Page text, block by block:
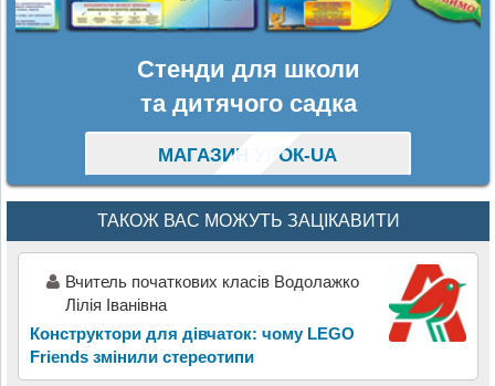
Стенди для школи
та дитячого садка
МАГАЗИН УРОК-UA
ТАКОЖ ВАС МОЖУТЬ ЗАЦІКАВИТИ
Вчитель початкових класів Водолажко
Лілія Іванівна
Конструктори для дівчаток: чому LEGO
Friends змінили стереотипи